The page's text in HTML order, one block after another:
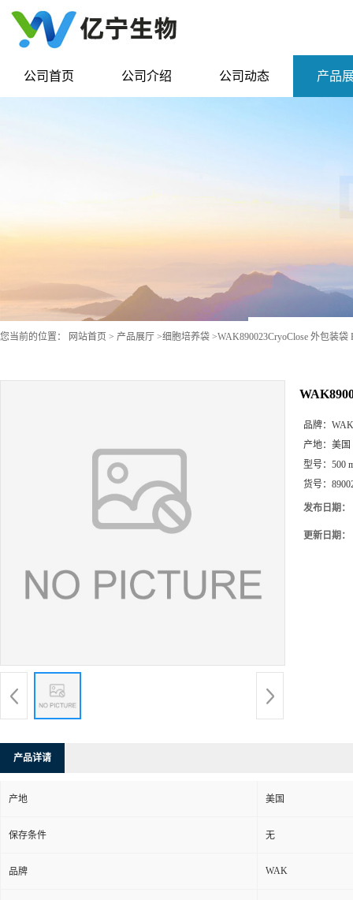
公司首页 公司介绍 公司动态 产品
您当前的位置： 网站首页 > 产品展厅 >细胞培养袋 >WAK890023CryoClose 外包装袋
品牌： WAK
产地： 美国
型号： 500
货号：
发布日期：
更新日期：
产品详请
产地 美国
保存条件 无
品牌 WAK